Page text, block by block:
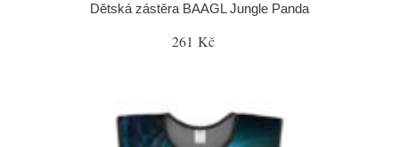
Dětská zástěra BAAGL Jungle Panda
261 Kč